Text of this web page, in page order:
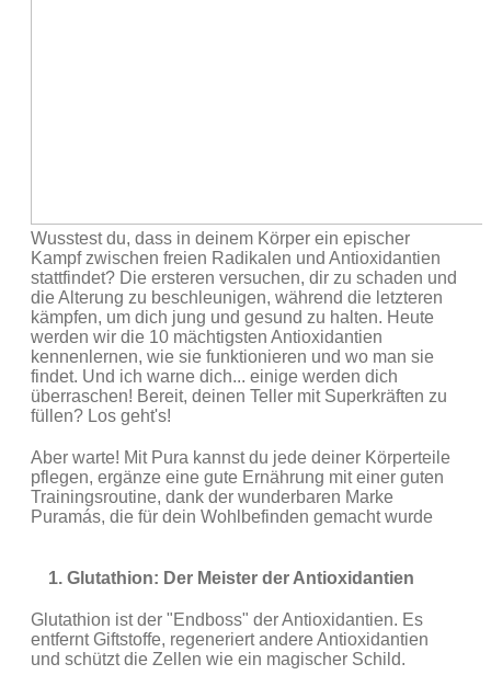
Wusstest du, dass in deinem Körper ein epischer
Kampf zwischen freien Radikalen und Antioxidantien
stattfindet? Die ersteren versuchen, dir zu schaden und
die Alterung zu beschleunigen, während die letzteren
kämpfen, um dich jung und gesund zu halten. Heute
werden wir die 10 mächtigsten Antioxidantien
kennenlernen, wie sie funktionieren und wo man sie
findet. Und ich warne dich... einige werden dich
überraschen! Bereit, deinen Teller mit Superkräften zu
füllen? Los geht's!
Aber warte! Mit Pura kannst du jede deiner Körperteile
pflegen, ergänze eine gute Ernährung mit einer guten
Trainingsroutine, dank der wunderbaren Marke
Puramás, die für dein Wohlbefinden gemacht wurde
1. Glutathion: Der Meister der Antioxidantien
Glutathion ist der "Endboss" der Antioxidantien. Es
entfernt Giftstoffe, regeneriert andere Antioxidantien
und schützt die Zellen wie ein magischer Schild.